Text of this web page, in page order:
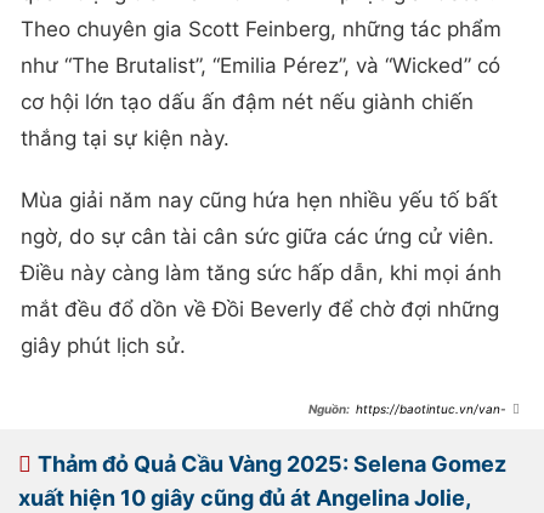
Theo chuyên gia Scott Feinberg, những tác phẩm
như “The Brutalist”, “Emilia Pérez”, và “Wicked” có
cơ hội lớn tạo dấu ấn đậm nét nếu giành chiến
thắng tại sự kiện này.
Mùa giải năm nay cũng hứa hẹn nhiều yếu tố bất
ngờ, do sự cân tài cân sức giữa các ứng cử viên.
Điều này càng làm tăng sức hấp dẫn, khi mọi ánh
mắt đều đổ dồn về Đồi Beverly để chờ đợi những
giây phút lịch sử.
https://baotintuc.vn/van-
dien-anh-20250106090611122.htm
Thảm đỏ Quả Cầu Vàng 2025: Selena Gomez
xuất hiện 10 giây cũng đủ át Angelina Jolie,